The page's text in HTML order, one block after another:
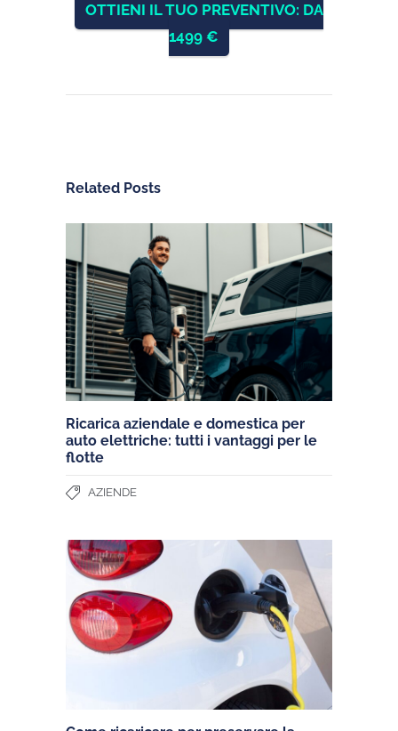
OTTIENI IL TUO PREVENTIVO: DA
1499 €
Related Posts
Ricarica aziendale e domestica per
auto elettriche: tutti i vantaggi per le
flotte
AZIENDE